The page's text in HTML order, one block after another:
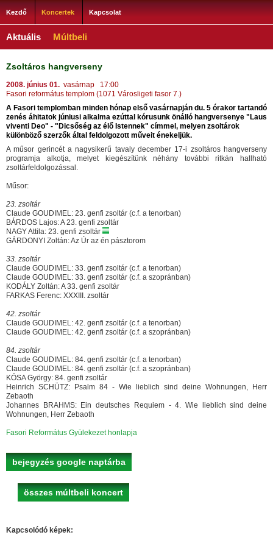
Kezdő Koncertek Kapcsolat
Aktuális Múltbeli
Zsoltáros hangverseny
2008. június 01. vasárnap 17:00
Fasori református templom (1071 Városligeti fasor 7.)
A Fasori templomban minden hónap első vasárnapján du. 5 órakor tartandó
zenés áhitatok júniusi alkalma ezúttal kórusunk önálló hangversenye "Laus
viventi Deo" - "Dicsőség az élő Istennek" címmel, melyen zsoltárok
különböző szerzők által feldolgozott műveit énekeljük.
A műsor gerincét a nagysikerű tavaly december 17-i zsoltáros hangverseny
programja alkotja, melyet kiegészítünk néhány további ritkán hallható
zsoltárfeldolgozással.
Műsor:
23. zsoltár
Claude GOUDIMEL: 23. genfi zsoltár (c.f. a tenorban)
BÁRDOS Lajos: A 23. genfi zsoltár
NAGY Attila: 23. genfi zsoltár
GÁRDONYI Zoltán: Az Úr az én pásztorom
33. zsoltár
Claude GOUDIMEL: 33. genfi zsoltár (c.f. a tenorban)
Claude GOUDIMEL: 33. genfi zsoltár (c.f. a szopránban)
KODÁLY Zoltán: A 33. genfi zsoltár
FARKAS Ferenc: XXXIII. zsoltár
42. zsoltár
Claude GOUDIMEL: 42. genfi zsoltár (c.f. a tenorban)
Claude GOUDIMEL: 42. genfi zsoltár (c.f. a szopránban)
84. zsoltár
Claude GOUDIMEL: 84. genfi zsoltár (c.f. a tenorban)
Claude GOUDIMEL: 84. genfi zsoltár (c.f. a szopránban)
KÓSA György: 84. genfi zsoltár
Heinrich SCHÜTZ: Psalm 84 - Wie lieblich sind deine Wohnungen, Herr
Zebaoth
Johannes BRAHMS: Ein deutsches Requiem - 4. Wie lieblich sind deine
Wohnungen, Herr Zebaoth
Fasori Református Gyülekezet honlapja
bejegyzés google naptárba
összes múltbeli koncert
Kapcsolódó képek: